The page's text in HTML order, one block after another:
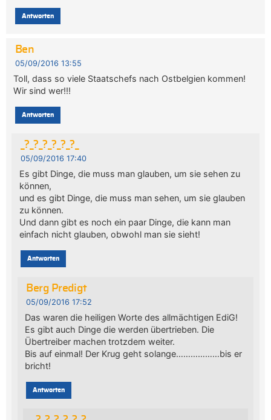
Antworten
Ben
05/09/2016 13:55
Toll, dass so viele Staatschefs nach Ostbelgien kommen!
Wir sind wer!!!
Antworten
_?_?_?_?_?_?_
05/09/2016 17:40
Es gibt Dinge, die muss man glauben, um sie sehen zu
können,
und es gibt Dinge, die muss man sehen, um sie glauben
zu können.
Und dann gibt es noch ein paar Dinge, die kann man
einfach nicht glauben, obwohl man sie sieht!
Antworten
Berg Predigt
05/09/2016 17:52
Das waren die heiligen Worte des allmächtigen EdiG!
Es gibt auch Dinge die werden übertrieben. Die
Übertreiber machen trotzdem weiter.
Bis auf einmal! Der Krug geht solange………………bis er
bricht!
Antworten